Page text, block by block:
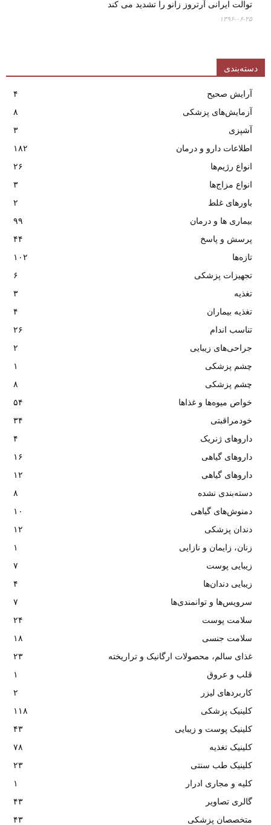
توالت ایرانی آرتروز زانو را تشدید می کند
۱۳۹۶-۰۶-۲۵
دسته‌بندی
آرایش صحیح
۴
آزمایش‌های پزشکی
۸
آشپزی
۳
اطلاعات دارو و درمان
۱۸۲
انواع رژیم‌ها
۲۶
انواع مزاج‌ها
۳
باورهای غلط
۲
بیماری ها و درمان
۹۹
پرسش و پاسخ
۴۴
تازه‌ها
۱۰۲
تجهیزات پزشکی
۶
تغذیه
۳
تغذیه بیماران
۴
تناسب اندام
۲۶
جراحی‌های زیبایی
۲
چشم پزشکی
۱
چشم پزشکی
۸
خواص میوه‌ها و غذاها
۵۴
خودمراقبتی
۳۴
داروهای ژنریک
۴
داروهای گیاهی
۱۶
داروهای گیاهی
۱۲
دسته‌بندی نشده
۸
دمنوش‌های گیاهی
۱۰
دندان پزشکی
۱۲
زنان، زایمان و نازایی
۱
زیبایی پوست
۷
زیبایی دندان‌ها
۴
سرویس‌ها و توانمندی‌ها
۷
سلامت پوست
۲۴
سلامت جنسی
۱۸
غذای سالم، محصولات ارگانیک و تراریخته
۲۳
قلب و عروق
۱
کاربردهای لیزر
۲
کلینیک پزشکی
۱۱۸
کلینیک پوست و زیبایی
۴۳
کلینیک تغذیه
۷۸
کلینیک طب سنتی
۲۳
کلیه و مجاری ادرار
۱
گالری تصاویر
۴۳
متخصصان پزشکی
۴۳